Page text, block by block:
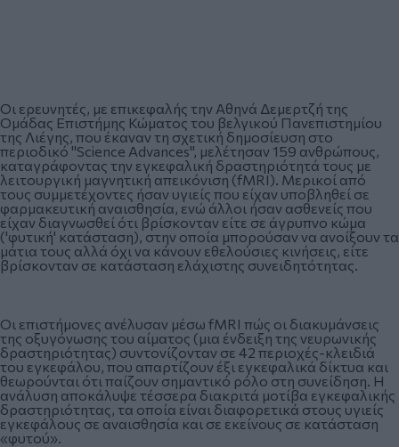
Οι ερευνητές, με επικεφαλής την Αθηνά Δεμερτζή της
Ομάδας Επιστήμης Κώματος του βελγικού Πανεπιστημίου
της Λιέγης, που έκαναν τη σχετική δημοσίευση στο
περιοδικό "Science Advances", μελέτησαν 159 ανθρώπους,
καταγράφοντας την εγκεφαλική δραστηριότητά τους με
λειτουργική μαγνητική απεικόνιση (fMRI). Μερικοί από
τους συμμετέχοντες ήσαν υγιείς που είχαν υποβληθεί σε
φαρμακευτική αναισθησία, ενώ άλλοι ήσαν ασθενείς που
είχαν διαγνωσθεί ότι βρίσκονταν είτε σε άγρυπνο κώμα
('φυτική' κατάσταση), στην οποία μπορούσαν να ανοίξουν τα
μάτια τους αλλά όχι να κάνουν εθελούσιες κινήσεις, είτε
βρίσκονταν σε κατάσταση ελάχιστης συνειδητότητας.
Οι επιστήμονες ανέλυσαν μέσω fMRI πώς οι διακυμάνσεις
της οξυγόνωσης του αίματος (μια ένδειξη της νευρωνικής
δραστηριότητας) συντονίζονταν σε 42 περιοχές-κλειδιά
του εγκεφάλου, που απαρτίζουν έξι εγκεφαλικά δίκτυα και
θεωρούνται ότι παίζουν σημαντικό ρόλο στη συνείδηση. Η
ανάλυση αποκάλυψε τέσσερα διακριτά μοτίβα εγκεφαλικής
δραστηριότητας, τα οποία είναι διαφορετικά στους υγιείς
εγκεφάλους σε αναισθησία και σε εκείνους σε κατάσταση
«φυτού».